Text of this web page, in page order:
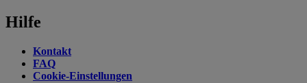
Hilfe
Kontakt
FAQ
Cookie-Einstellungen